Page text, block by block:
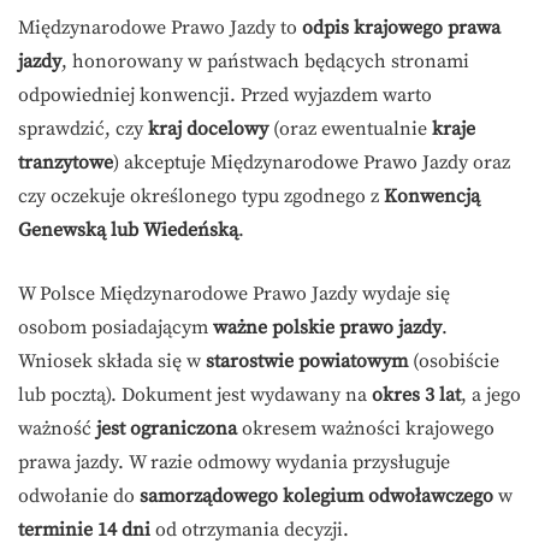
Międzynarodowe Prawo Jazdy to odpis krajowego prawa
jazdy, honorowany w państwach będących stronami
odpowiedniej konwencji. Przed wyjazdem warto
sprawdzić, czy kraj docelowy(oraz ewentualnie kraje
tranzytowe) akceptuje Międzynarodowe Prawo Jazdy oraz
czy oczekuje określonego typu zgodnego z Konwencją
Genewską lub Wiedeńską.
W Polsce Międzynarodowe Prawo Jazdy wydaje się
osobom posiadającym ważne polskie prawo jazdy.
Wniosek składa się w starostwie powiatowym(osobiście
lub pocztą). Dokument jest wydawany na okres 3 lat, a jego
ważność jest ograniczonaokresem ważności krajowego
prawa jazdy. W razie odmowy wydania przysługuje
odwołanie do samorządowego kolegium odwoławczego w
terminie 14 dni od otrzymania decyzji.